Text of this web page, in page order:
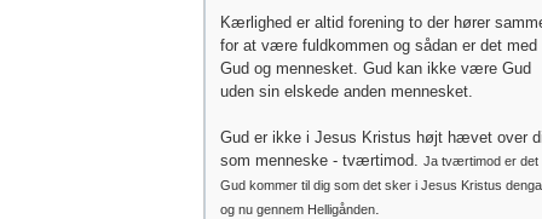
Kærlighed er altid forening to der hører
for at være fuldkommen og sådan er det med
Gud og mennesket. Gud kan ikke være Gud
uden sin elskede anden mennesket.
Gud er ikke i Jesus Kristus højt hævet over
som menneske - tværtimod. Ja tværtimod er det
Gud kommer til dig som det sker i Jesus Kristus
og nu gennem Helligånden.